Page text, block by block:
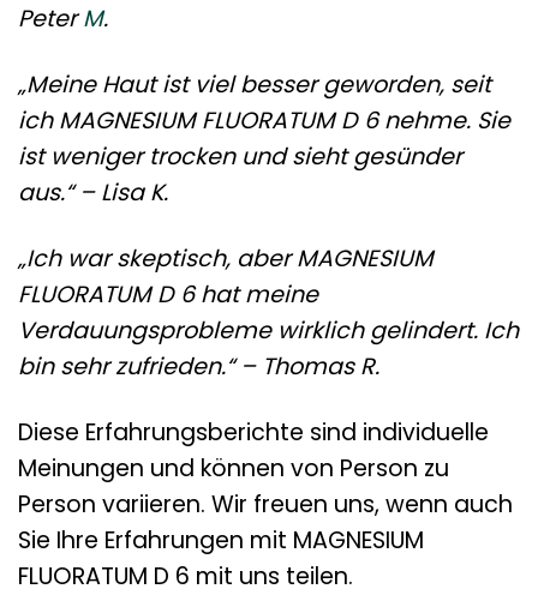
PeterM.
„Meine Haut ist viel besser geworden, seit
ich MAGNESIUM FLUORATUM D 6 nehme. Sie
ist weniger trocken und sieht gesünder
aus.“ – Lisa K.
„Ich war skeptisch, aber MAGNESIUM
FLUORATUM D 6 hat meine
Verdauungsprobleme wirklich gelindert. Ich
bin sehr zufrieden.“ – Thomas R.
Diese Erfahrungsberichte sind individuelle
Meinungen und können von Person zu
Person variieren. Wir freuen uns, wenn auch
Sie Ihre Erfahrungen mit MAGNESIUM
FLUORATUM D 6 mit uns teilen.